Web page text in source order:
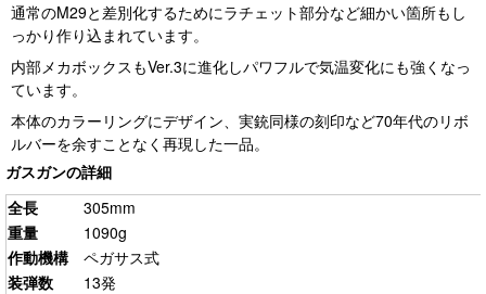
通常のM29と差別化するためにラチェット部分など細かい箇所もし
っかり作り込まれています。
内部メカボックスもVer.3に進化しパワフルで気温変化にも強くなっ
ています。
本体のカラーリングにデザイン、実銃同様の刻印など70年代のリボ
ルバーを余すことなく再現した一品。
ガスガンの詳細
全長
305mm
重量
1090g
作動機構
ペガサス式
装弾数
13発